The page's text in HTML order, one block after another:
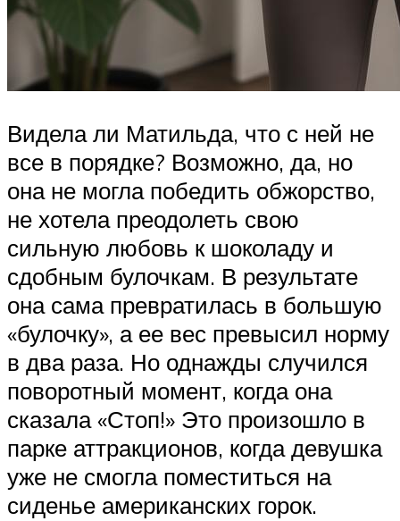
Видела ли Матильда, что с ней не
все в порядке? Возможно, да, но
она не могла победить обжорство,
не хотела преодолеть свою
сильную любовь к шоколаду и
сдобным булочкам. В результате
она сама превратилась в большую
«булочку», а ее вес превысил норму
в два раза. Но однажды случился
поворотный момент, когда она
сказала «Стоп!» Это произошло в
парке аттракционов, когда девушка
уже не смогла поместиться на
сиденье американских горок.